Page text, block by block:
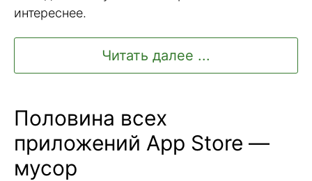
интереснее.
Читать далее ...
Половина всех
приложений App Store —
мусор